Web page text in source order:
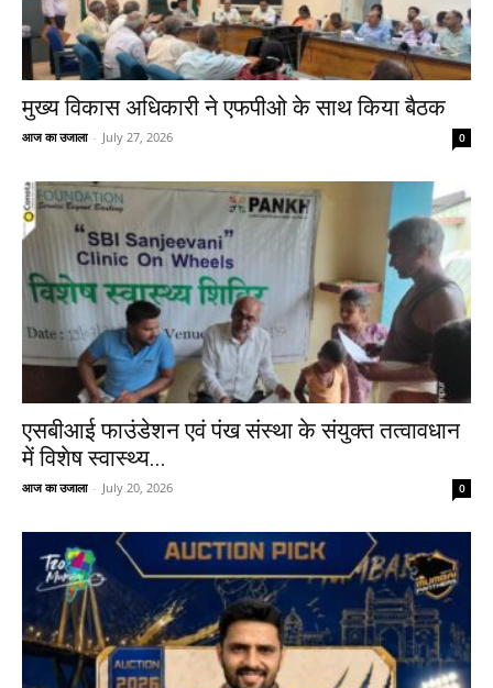
मुख्य विकास अधिकारी ने एफपीओ के साथ किया बैठक
आज का उजाला - July 27, 2026 0
एसबीआई फाउंडेशन एवं पंख संस्था के संयुक्त तत्वावधान
में विशेष स्वास्थ्य...
आज का उजाला - July 20, 2026 0